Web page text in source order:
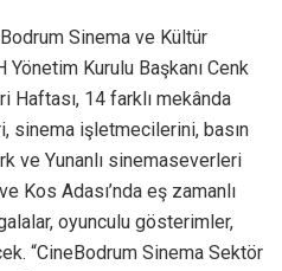
Sinema ve Kültür
Yönetim Kurulu Başkanı Cenk
Haftası, 14 farklı mekânda
sinema işletmecilerini, basın
ve Yunanlı sinemaseverleri
Kos Adası’nda eş zamanlı
oyunculu gösterimler,
“CineBodrum Sinema Sektör